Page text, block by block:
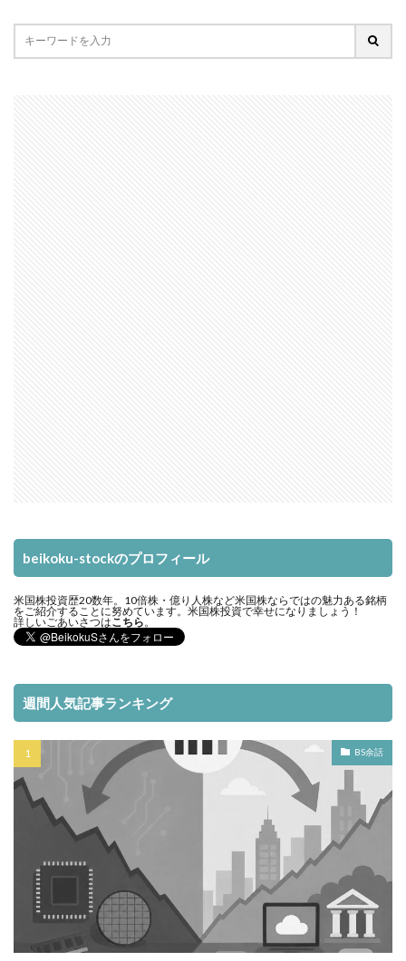
beikoku-stockのプロフィール
米国株投資歴20数年。10倍株・億り人株など米国株ならではの魅力ある銘柄
をご紹介することに努めています。米国株投資で幸せになりましょう！
詳しいごあいさつはこちら 。
週間人気記事ランキング
BS余話